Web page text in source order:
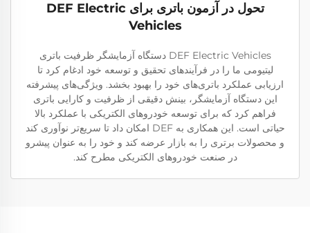
تحول در آزمون باتری برای DEF Electric
Vehicles
DEF Electric Vehicles دستگاه آزمایشگر ظرفیت باتری
لیتیومی ما را در فرآیندهای تحقیق و توسعه خود ادغام کرد تا
ارزیابی عملکرد باتری‌های خود را بهبود بخشد. ویژگی‌های پیشرفته
این دستگاه آزمایشگر، بینش دقیقی از ظرفیت و کارایی باتری
فراهم کرد که برای توسعه خودروهای الکتریکی با عملکرد بالا
حیاتی است. این همکاری به DEF امکان داد تا سریع‌تر نوآوری کند
و محصولات برتری را به بازار عرضه کند و خود را به عنوان پیشرو
در صنعت خودروهای الکتریکی مطرح کند.